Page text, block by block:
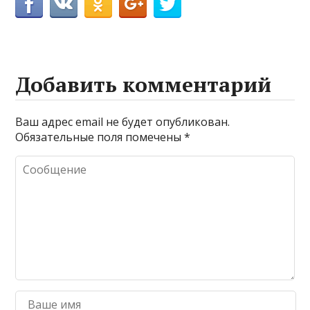
Добавить комментарий
Ваш адрес email не будет опубликован.
Обязательные поля помечены*